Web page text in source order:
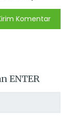
ENTER